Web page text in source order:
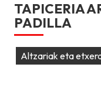
TAPICERIA
PADILLA
Altzariak eta